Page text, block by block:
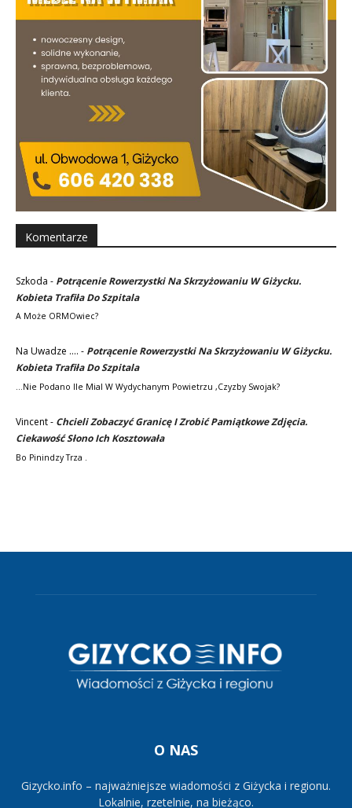
Komentarze
Szkoda - Potrącenie Rowerzystki Na Skrzyżowaniu W Giżycku.
Kobieta Trafiła Do Szpitala
A Może ORMOwiec?
Na Uwadze .... - Potrącenie Rowerzystki Na Skrzyżowaniu W Giżycku.
Kobieta Trafiła Do Szpitala
...nie Podano Ile Mial W Wydychanym Powietrzu ,czyzby Swojak?
Vincent- Chcieli Zobaczyć Granicę I Zrobić Pamiątkowe Zdjęcia.
Ciekawość Słono Ich Kosztowała
Bo Pinindzy Trza .
O NAS
Gizycko.info – najważniejsze wiadomości z Giżycka i regionu.
Lokalnie, rzetelnie, na bieżąco.